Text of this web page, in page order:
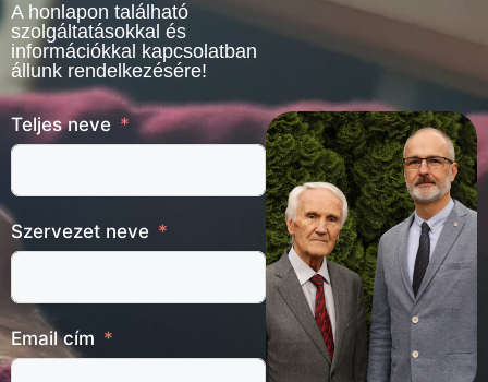
A honlapon található
szolgáltatásokkal és
információkkal kapcsolatban
állunk rendelkezésére!
Teljes neve
Szervezet neve
Email cím